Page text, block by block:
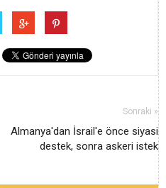
Sonraki »
Almanya'dan İsrail'e önce siyasi
destek, sonra askeri istek